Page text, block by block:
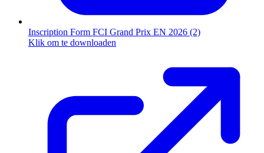
Inscription Form FCI Grand Prix EN 2026 (2)
Klik om te downloaden